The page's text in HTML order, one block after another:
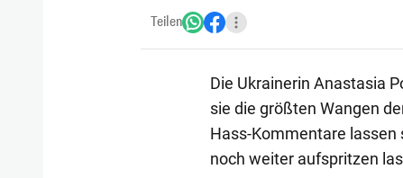
Teilen
Die Ukrainerin Anastasia
sie die größten Wangen
Hass-Kommentare
noch weiter aufspritzen